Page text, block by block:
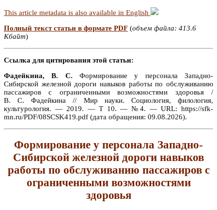
This article metadata is also available in English
Полный текст статьи в формате PDF (объем файла: 413.6
Кбайт)
Ссылка для цитирования этой статьи:
Фадейкина, В. С. Формирование у персонала Западно-
Сибирской железной дороги навыков работы по обслуживанию
пассажиров с ограниченными возможностями здоровья /
В. С. Фадейкина // Мир науки. Социология, филология,
культурология. — 2019. — Т 10. — №4. — URL: https://sfk-
mn.ru/PDF/08SCSK419.pdf (дата обращения: 09.08.2026).
Формирование у персонала Западно-
Сибирской железной дороги навыков
работы по обслуживанию пассажиров с
ограниченными возможностями
здоровья